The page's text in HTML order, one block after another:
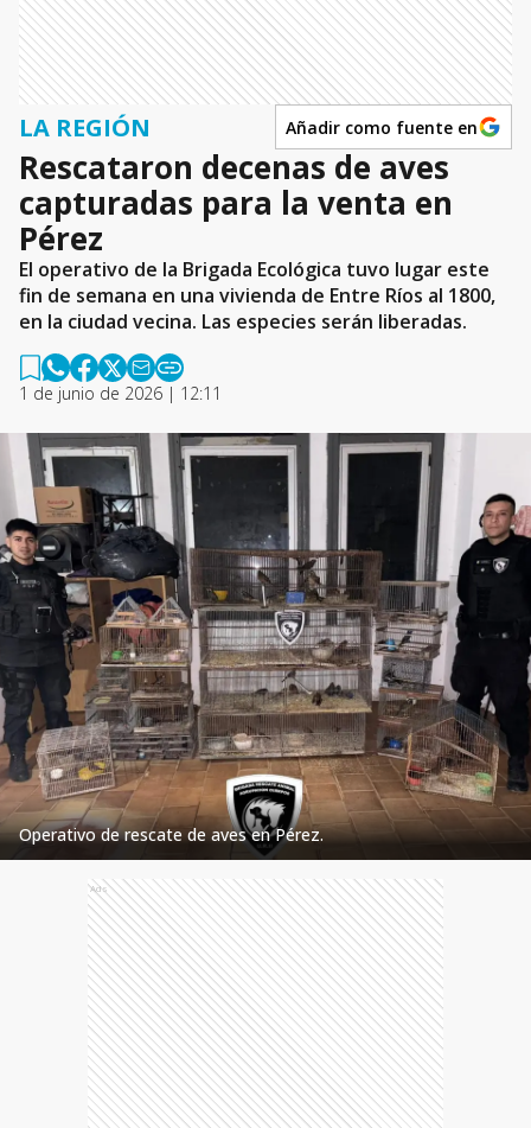
LA REGIÓN Añadir como fuente en
Rescataron decenas de aves
capturadas para la venta en
Pérez
El operativo de la Brigada Ecológica tuvo lugar este
fin de semana en una vivienda de Entre Ríos al 1800,
en la ciudad vecina. Las especies serán liberadas.
1 de junio de 2026 | 12:11
Operativo de rescate de aves en Pérez.
Ads